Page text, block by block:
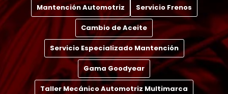
Mantención Automotriz Servicio Frenos
Cambio de Aceite
Servicio Especializado Mantención
Gama Goodyear
Taller Mecánico Automotriz Multimarca